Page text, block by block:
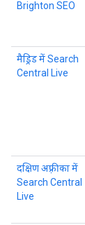
Brighton SEO
मैड्रिड में Search
Central Live
दक्षिण अफ़्रीका में
Search Central
Live